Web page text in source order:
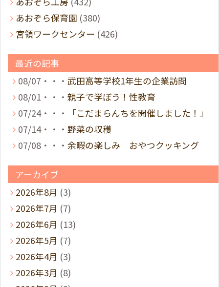
あおぞら保育園 (380)
宮領ワークセンター (426)
最近の記事
08/07・・・ 武田高等学校1年生の企業訪問
08/01・・・ 親子で学ぼう！性教育
07/24・・・
「こだまらんちを開催しました！」
07/14・・・ 野菜の収穫
07/08・・・ 余暇の楽しみ おやつクッキング
アーカイブ
2026年8月 (3)
2026年7月 (7)
2026年6月 (13)
2026年5月 (7)
2026年4月 (3)
2026年3月 (8)